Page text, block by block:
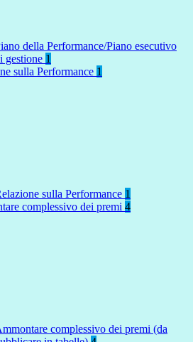
della Performance/Piano esecutivo
gestione 1
sulla Performance 1
sulla Performance 1
complessivo dei premi 4
complessivo dei premi (da